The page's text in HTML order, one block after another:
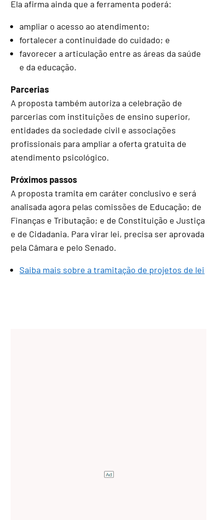
Ela afirma ainda que a ferramenta poderá:
ampliar o acesso ao atendimento;
fortalecer a continuidade do cuidado; e
favorecer a articulação entre as áreas da saúde
e da educação.
Parcerias
A proposta também autoriza a celebração de
parcerias com instituições de ensino superior,
entidades da sociedade civil e associações
profissionais para ampliar a oferta gratuita de
atendimento psicológico.
Próximos passos
A proposta tramita em caráter conclusivo e será
analisada agora pelas comissões de Educação; de
Finanças e Tributação; e de Constituição e Justiça
e de Cidadania. Para virar lei, precisa ser aprovada
pela Câmara e pelo Senado.
Saiba mais sobre a tramitação de projetos de lei